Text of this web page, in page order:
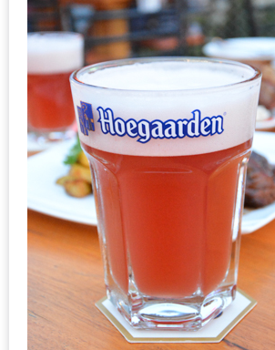
บูต
ะ
สุด
เด็ด
ที่
AIKO
(THE
UP,
RAMA
3)
อาหาร
โดน